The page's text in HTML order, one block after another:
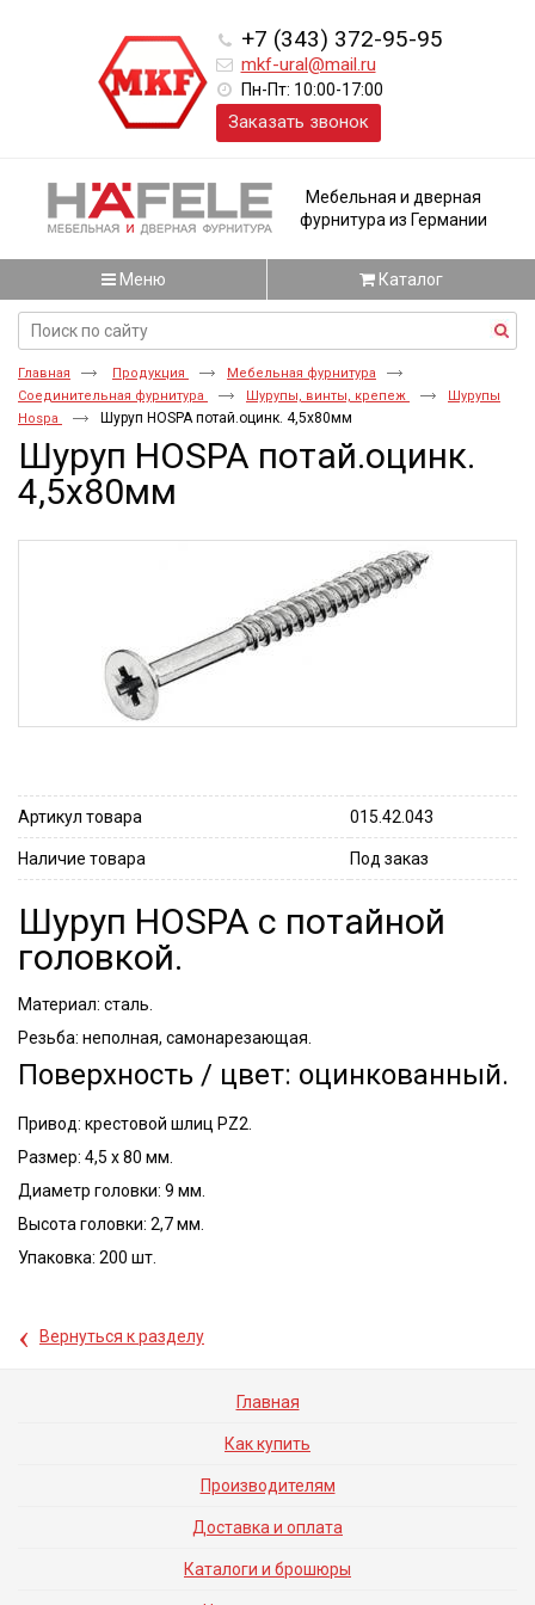
+7 (343) 372-95-95
mkf-ural@mail.ru
Пн-Пт: 10:00-17:00
Заказать звонок
Мебельная и дверная
фурнитура из Германии
Меню Каталог
Главная Продукция
Мебельная фурнитура
Соединительная фурнитура
Шурупы, винты, крепеж
Шурупы
Hospa
Шуруп HOSPA потай.оцинк. 4,5x80мм
Шуруп HOSPA потай.оцинк.
4,5x80мм
Артикул товара 015.42.043
Наличие товара Под заказ
Шуруп HOSPA с потайной
головкой.
Материал: сталь.
Резьба: неполная, самонарезающая.
Поверхность / цвет: оцинкованный.
Привод: крестовой шлиц PZ2.
Размер: 4,5 x 80 мм.
Диаметр головки: 9 мм.
Высота головки: 2,7 мм.
Упаковка: 200 шт.
‹ Вернуться к разделу
Главная
Как купить
Производителям
Доставка и оплата
Каталоги и брошюры